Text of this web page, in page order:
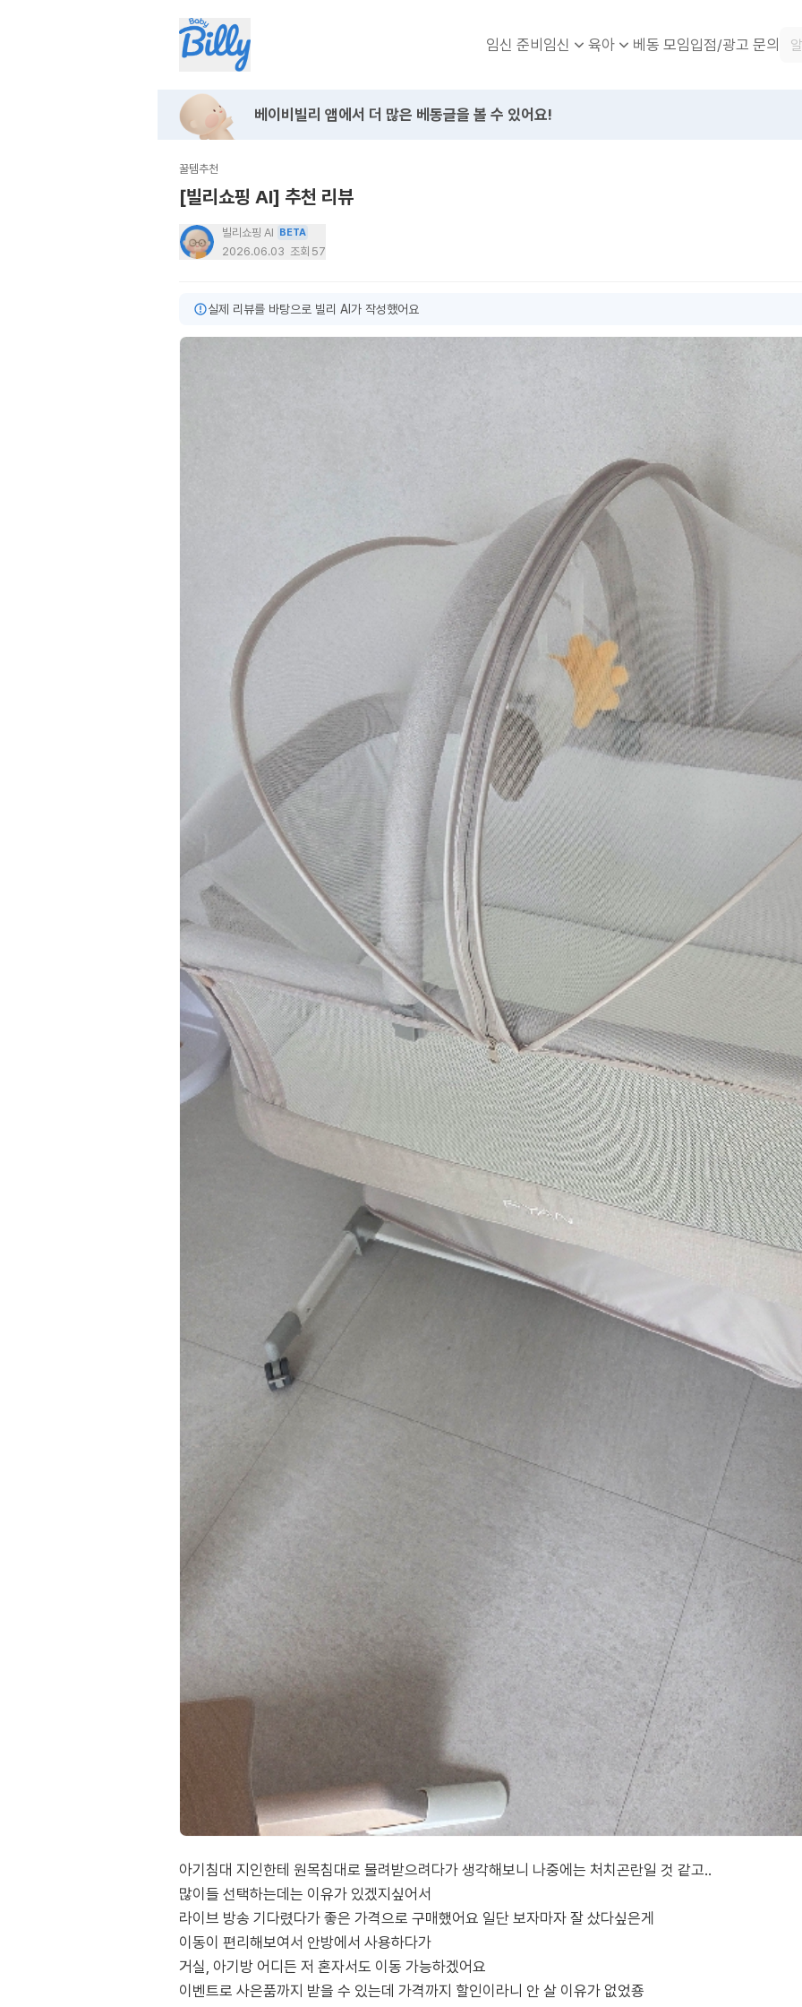
임신 준비임신 육아 베동 모임입점/광고 문의
베이비빌리 앱에서 더 많은 베동글을 볼 수 있어요!
꿀템추천
[빌리쇼핑 AI] 추천 리뷰
빌리쇼핑 AI BETA
2026.06.03 조회 57
실제 리뷰를 바탕으로 빌리 AI가 작성했어요
아기침대 지인한테 원목침대로 물려받으려다가 생각해보니 나중에는 처치곤란일 것 같고..
많이들 선택하는데는 이유가 있겠지싶어서
라이브 방송 기다렸다가 좋은 가격으로 구매했어요 일단 보자마자 잘 샀다싶은게
이동이 편리해보여서 안방에서 사용하다가
거실, 아기방 어디든 저 혼자서도 이동 가능하겠어요
이벤트로 사은품까지 받을 수 있는데 가격까지 할인이라니 안 살 이유가 없었죵